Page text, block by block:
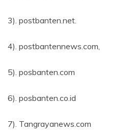
3). postbanten.net.
4). postbantennews.com,
5). posbanten.com
6). posbanten.co.id
7). Tangrayanews.com